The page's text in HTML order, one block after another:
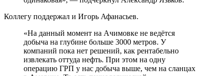
Коллегу поддержал и Игорь Афанасьев.
«На данный момент на Ачимовке не ведётся
добыча на глубине больше 3000 метров. У
компаний пока нет решений, как рентабельно
извлекать оттуда нефть. При этом на одну
операцию ГРП у нас добыча выше, чем на сланцах